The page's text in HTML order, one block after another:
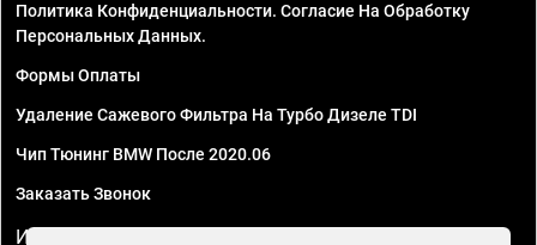
Политика Конфиденциальности. Согласие На Обработку
Персональных Данных.
Формы Оплаты
Удаление Сажевого Фильтра На Турбо Дизеле TDI
Чип Тюнинг BMW После 2020.06
Заказать Звонок
ИП Смирнов Георгий Павлович. ИНН 781302555843,